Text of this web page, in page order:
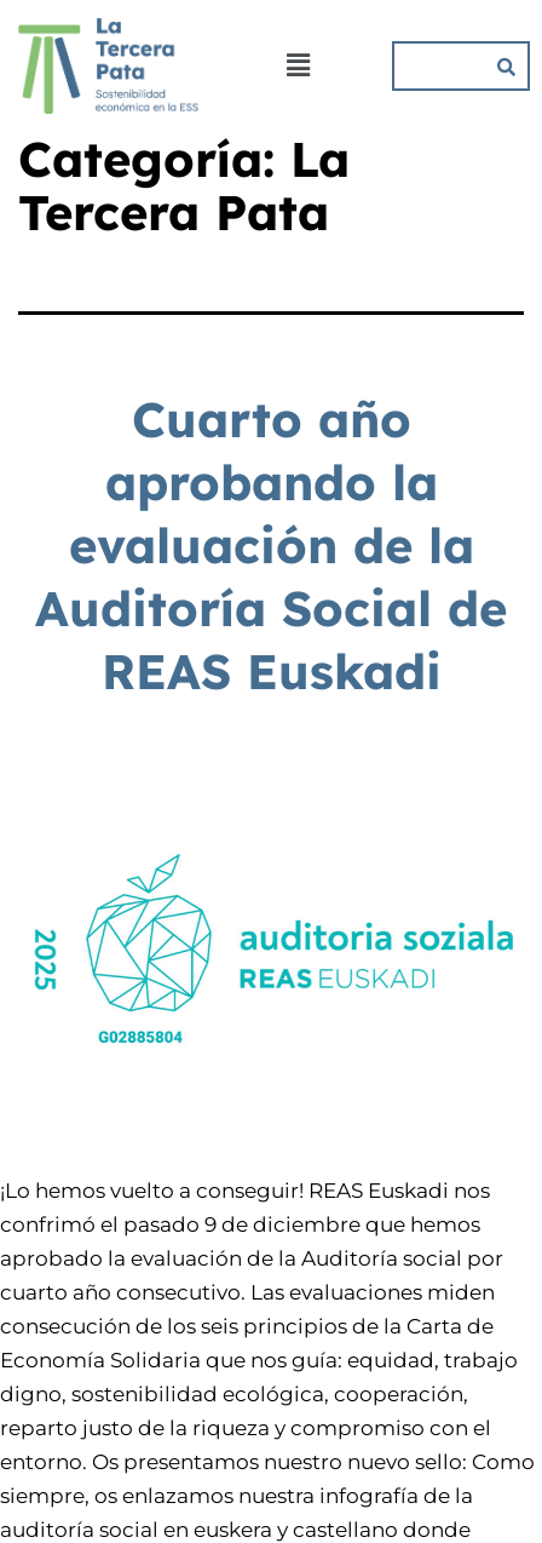
Categoría: La
Tercera Pata
Cuarto año
aprobando la
evaluación de la
Auditoría Social de
REAS Euskadi
¡Lo hemos vuelto a conseguir! REAS Euskadi nos
confrimó el pasado 9 de diciembre que hemos
aprobado la evaluación de la Auditoría social por
cuarto año consecutivo. Las evaluaciones miden
consecución de los seis principios de la Carta de
Economía Solidaria que nos guía: equidad, trabajo
digno, sostenibilidad ecológica, cooperación,
reparto justo de la riqueza y compromiso con el
entorno. Os presentamos nuestro nuevo sello: Como
siempre, os enlazamos nuestra infografía de la
auditoría social en euskera y castellano donde